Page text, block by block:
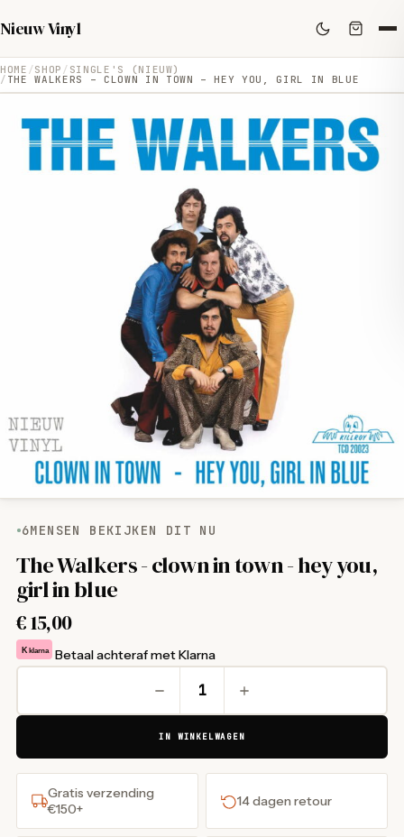
Nieuw Vinyl
HOME SHOP SINGLE'S (NIEUW)
THE WALKERS – CLOWN IN TOWN – HEY YOU, GIRL IN BLUE
6MENSEN BEKIJKEN DIT NU
The Walkers - clown in town - hey you,
girl in blue
€15,00
K klarna Betaal achteraf met Klarna
IN WINKELWAGEN
Gratis verzending
€150+
14 dagen retour